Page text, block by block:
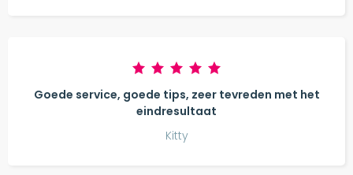
Goede service, goede tips, zeer tevreden met het
eindresultaat
Kitty